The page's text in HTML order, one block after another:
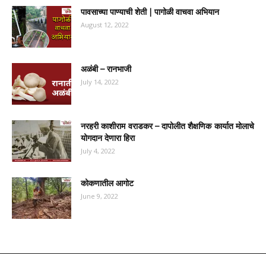
पावसाच्या पाण्याची शेती | पागोळी वाचवा अभियान
August 12, 2022
अळंबी – रानभाजी
July 14, 2022
नरहरी काशीराम वराडकर – दापोलीत शैक्षणिक कार्यात मोलाचे
योगदान देणारा हिरा
July 4, 2022
कोकणातील आगोट
June 9, 2022